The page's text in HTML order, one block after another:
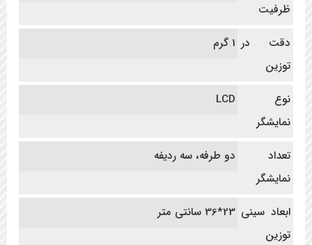
ظرفیت
دقت در
توزین
1 گرم
نوع
نمایشگر
LCD
تعداد
نمایشگر
دو طرفه، سه ردیفه
ابعاد سینی
توزین
23*36 سانتی متر